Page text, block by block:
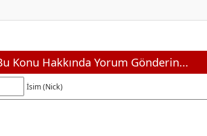
Konu Hakkında Yorum Gönderin...
İsim (Nick)